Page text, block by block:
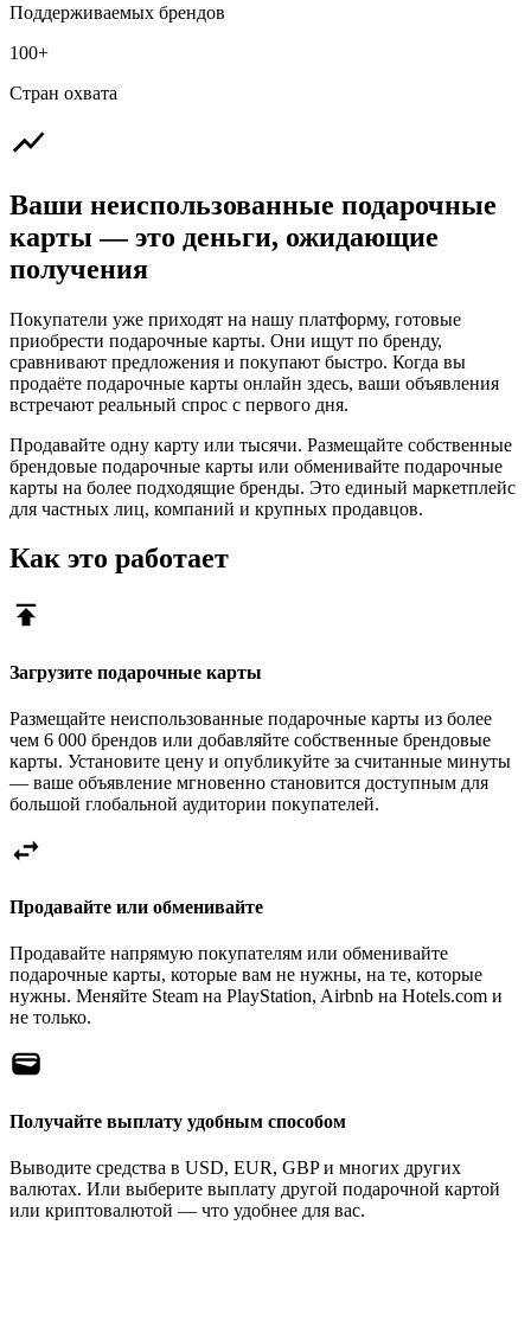
Поддерживаемых брендов
100+
Стран охвата
Ваши неиспользованные подарочные
карты — это деньги, ожидающие
получения
Покупатели уже приходят на нашу платформу, готовые
приобрести подарочные карты. Они ищут по бренду,
сравнивают предложения и покупают быстро. Когда вы
продаёте подарочные карты онлайн здесь, ваши объявления
встречают реальный спрос с первого дня.
Продавайте одну карту или тысячи. Размещайте собственные
брендовые подарочные карты или обменивайте подарочные
карты на более подходящие бренды. Это единый маркетплейс
для частных лиц, компаний и крупных продавцов.
Как это работает
Загрузите подарочные карты
Размещайте неиспользованные подарочные карты из более
чем 6 000 брендов или добавляйте собственные брендовые
карты. Установите цену и опубликуйте за считанные минуты
— ваше объявление мгновенно становится доступным для
большой глобальной аудитории покупателей.
Продавайте или обменивайте
Продавайте напрямую покупателям или обменивайте
подарочные карты, которые вам не нужны, на те, которые
нужны. Меняйте Steam на PlayStation, Airbnb на Hotels.com и
не только.
Получайте выплату удобным способом
Выводите средства в USD, EUR, GBP и многих других
валютах. Или выберите выплату другой подарочной картой
или криптовалютой — что удобнее для вас.